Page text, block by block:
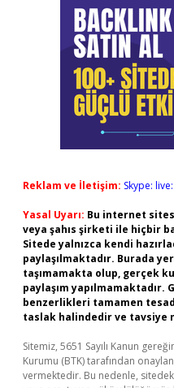
Reklam ve İletişim: Skype:
Yasal Uyarı: Bu internet
veya şahıs şirketi ile hiçbir
Sitede yalnızca kendi
paylaşılmaktadır. Burada
taşımamakta olup, gerçek
paylaşım
benzerlikleri tamamen
taslak halindedir ve tavsiye
Sitemiz, 5651 Sayılı Kanun
Kurumu (BTK) tarafından
vermektedir. Bu nedenle,